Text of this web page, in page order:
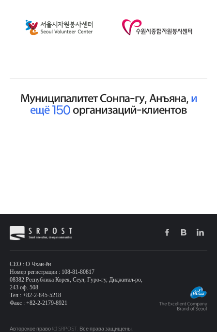
Муниципалитет Сонпа-гу, Анъяна, и
ещё 150 организаций-клиентов
CEO : О Чхан-ён
Номер регистрации : 108-81-80817
08382 Республика Корея, Сеул, Гуро-гу, Диджитал-ро,
243 оф. 508
Тел : +82-2-845-5218
Факс : +82-2-2179-8921
Авторское право (c) SRPOST. Все права защищены.